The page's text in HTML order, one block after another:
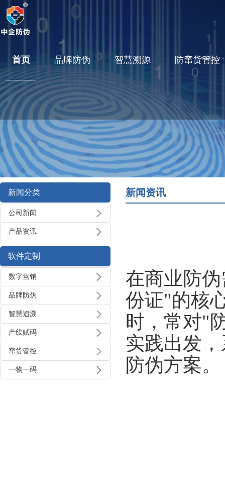
首页 品牌防伪 智慧溯源 防窜货管控
新闻分类
公司新闻
产品资讯
软件定制
数字营销
品牌防伪
智慧追溯
产线赋码
窜货管控
一物一码
新闻资讯
在商业防
份证"的核
时，常对"
实践出发
防伪方案。